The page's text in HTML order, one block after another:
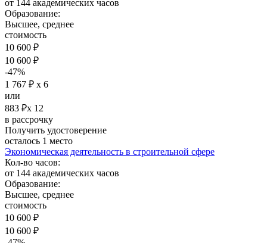
от 144 академических часов
Образование:
Высшее, среднее
стоимость
10 600 ₽
10 600 ₽
-47%
1 767 ₽ х 6
или
883 ₽х 12
в рассрочку
Получить удостоверение
осталось 1 место
Экономическая деятельность в строительной сфере
Кол-во часов:
от 144 академических часов
Образование:
Высшее, среднее
стоимость
10 600 ₽
10 600 ₽